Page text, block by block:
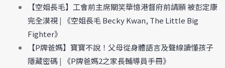
【空姐長毛】工會前主席關笑華憶港督府前請願 被彭定康
完全漠視|
《空姐長毛 Becky Kwan, The Little Big
Fighter》
【P牌爸媽】寶寶不說！父母從身體語言及聲線讀懂孩子
隱藏密碼|
《P牌爸媽2之家長輔導員手冊》